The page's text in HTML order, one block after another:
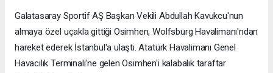
Galatasaray Sportif AŞ Başkan Vekili Abdullah Kavukcu'nun
almaya özel uçakla gittiği Osimhen, Wolfsburg Havalimanı'ndan
hareket ederek İstanbul'a ulaştı. Atatürk Havalimanı Genel
Havacılık Terminali'ne gelen Osimhen'i kalabalık taraftar